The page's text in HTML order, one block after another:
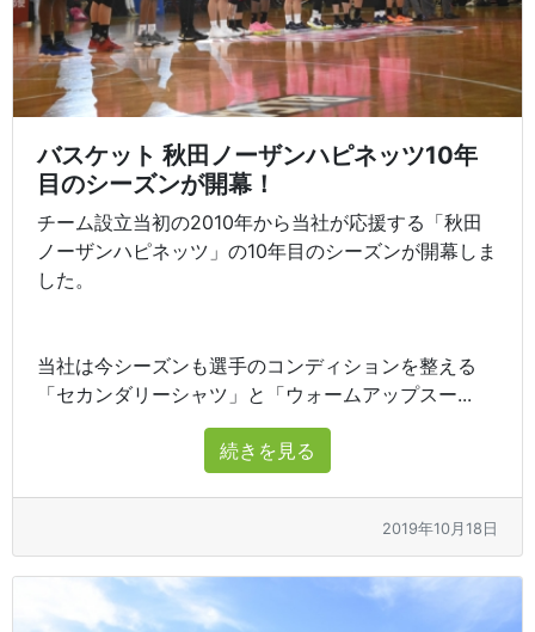
バスケット 秋田ノーザンハピネッツ10年
目のシーズンが開幕！
チーム設立当初の2010年から当社が応援する「秋田
ノーザンハピネッツ」の10年目のシーズンが開幕しま
した。
当社は今シーズンも選手のコンディションを整える
「セカンダリーシャツ」と「ウォームアップスー...
続きを見る
2019年10月18日